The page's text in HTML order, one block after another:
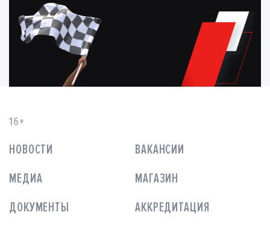
16+
НОВОСТИ
ВАКАНСИИ
МЕДИА
МАГАЗИН
ДОКУМЕНТЫ
АККРЕДИТАЦИЯ